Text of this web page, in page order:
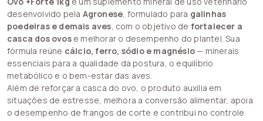
desenvolvido pela Agronese, formulado para galinhas
poedeiras e demais aves, com o objetivo de fortalecer a
casca dos ovose melhorar o desempenho do plantel. Sua
fórmula reúne cálcio, ferro, sódio e magnésio — minerais
essenciais para a qualidade da postura, o equilíbrio
metabólico e o bem-estar das aves.
Além de reforçar a casca do ovo, o produto auxilia em
situações de estresse, melhora a conversão alimentar, apoia
o desempenho de frangos de corte e contribui no controle